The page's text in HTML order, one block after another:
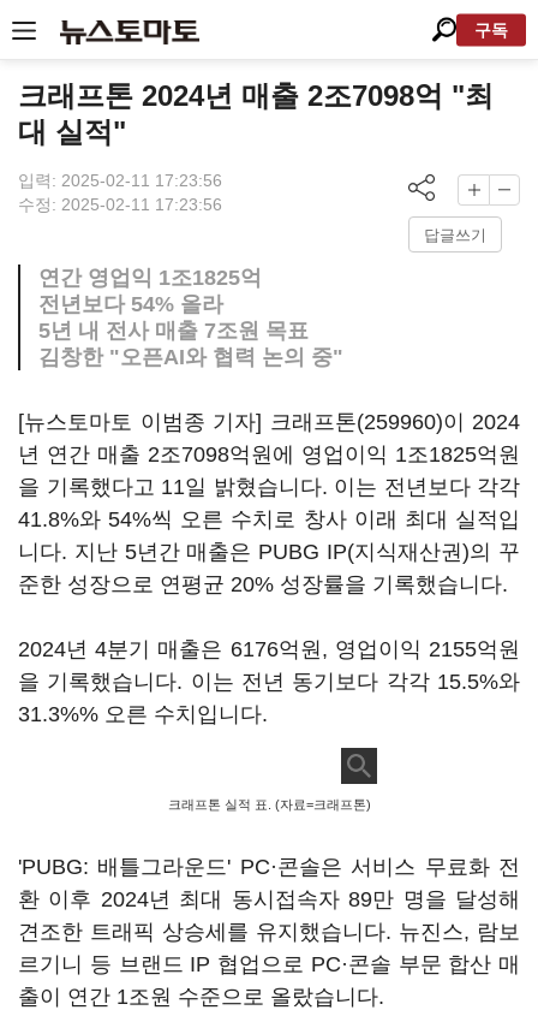
구독
크래프톤 2024년 매출 2조7098억 "최
대 실적"
입력: 2025-02-11 17:23:56
수정: 2025-02-11 17:23:56
답글쓰기
연간 영업익 1조1825억
전년보다 54% 올라
5년 내 전사 매출 7조원 목표
김창한 "오픈AI와 협력 논의 중"
[뉴스토마토 이범종 기자] 크래프톤(259960)이 2024
년 연간 매출 2조7098억원에 영업이익 1조1825억원
을 기록했다고 11일 밝혔습니다. 이는 전년보다 각각
41.8%와 54%씩 오른 수치로 창사 이래 최대 실적입
니다. 지난 5년간 매출은 PUBG IP(지식재산권)의 꾸
준한 성장으로 연평균 20% 성장률을 기록했습니다.
2024년 4분기 매출은 6176억원, 영업이익 2155억원
을 기록했습니다. 이는 전년 동기보다 각각 15.5%와
31.3%% 오른 수치입니다.
크래프톤 실적 표. (자료=크래프톤)
'PUBG: 배틀그라운드' PC·콘솔은 서비스 무료화 전
환 이후 2024년 최대 동시접속자 89만 명을 달성해
견조한 트래픽 상승세를 유지했습니다. 뉴진스, 람보
르기니 등 브랜드 IP 협업으로 PC·콘솔 부문 합산 매
출이 연간 1조원 수준으로 올랐습니다.